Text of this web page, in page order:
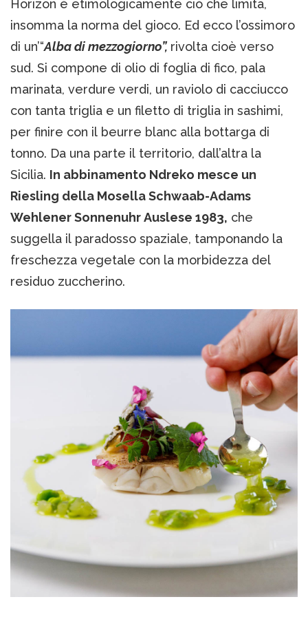
Horizon è etimologicamente ciò che limita,
insomma la norma del gioco. Ed ecco l’ossimoro
di un’“Alba di mezzogiorno”, rivolta cioè verso
sud. Si compone di olio di foglia di fico, pala
marinata, verdure verdi, un raviolo di cacciucco
con tanta triglia e un filetto di triglia in sashimi,
per finire con il beurre blanc alla bottarga di
tonno. Da una parte il territorio, dall’altra la
Sicilia. In abbinamento Ndreko mesce un
Riesling della Mosella Schwaab-Adams
Wehlener Sonnenuhr Auslese 1983, che
suggella il paradosso spaziale, tamponando la
freschezza vegetale con la morbidezza del
residuo zuccherino.